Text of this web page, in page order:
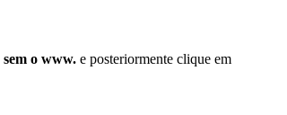
sem o www. e posteriormente clique em